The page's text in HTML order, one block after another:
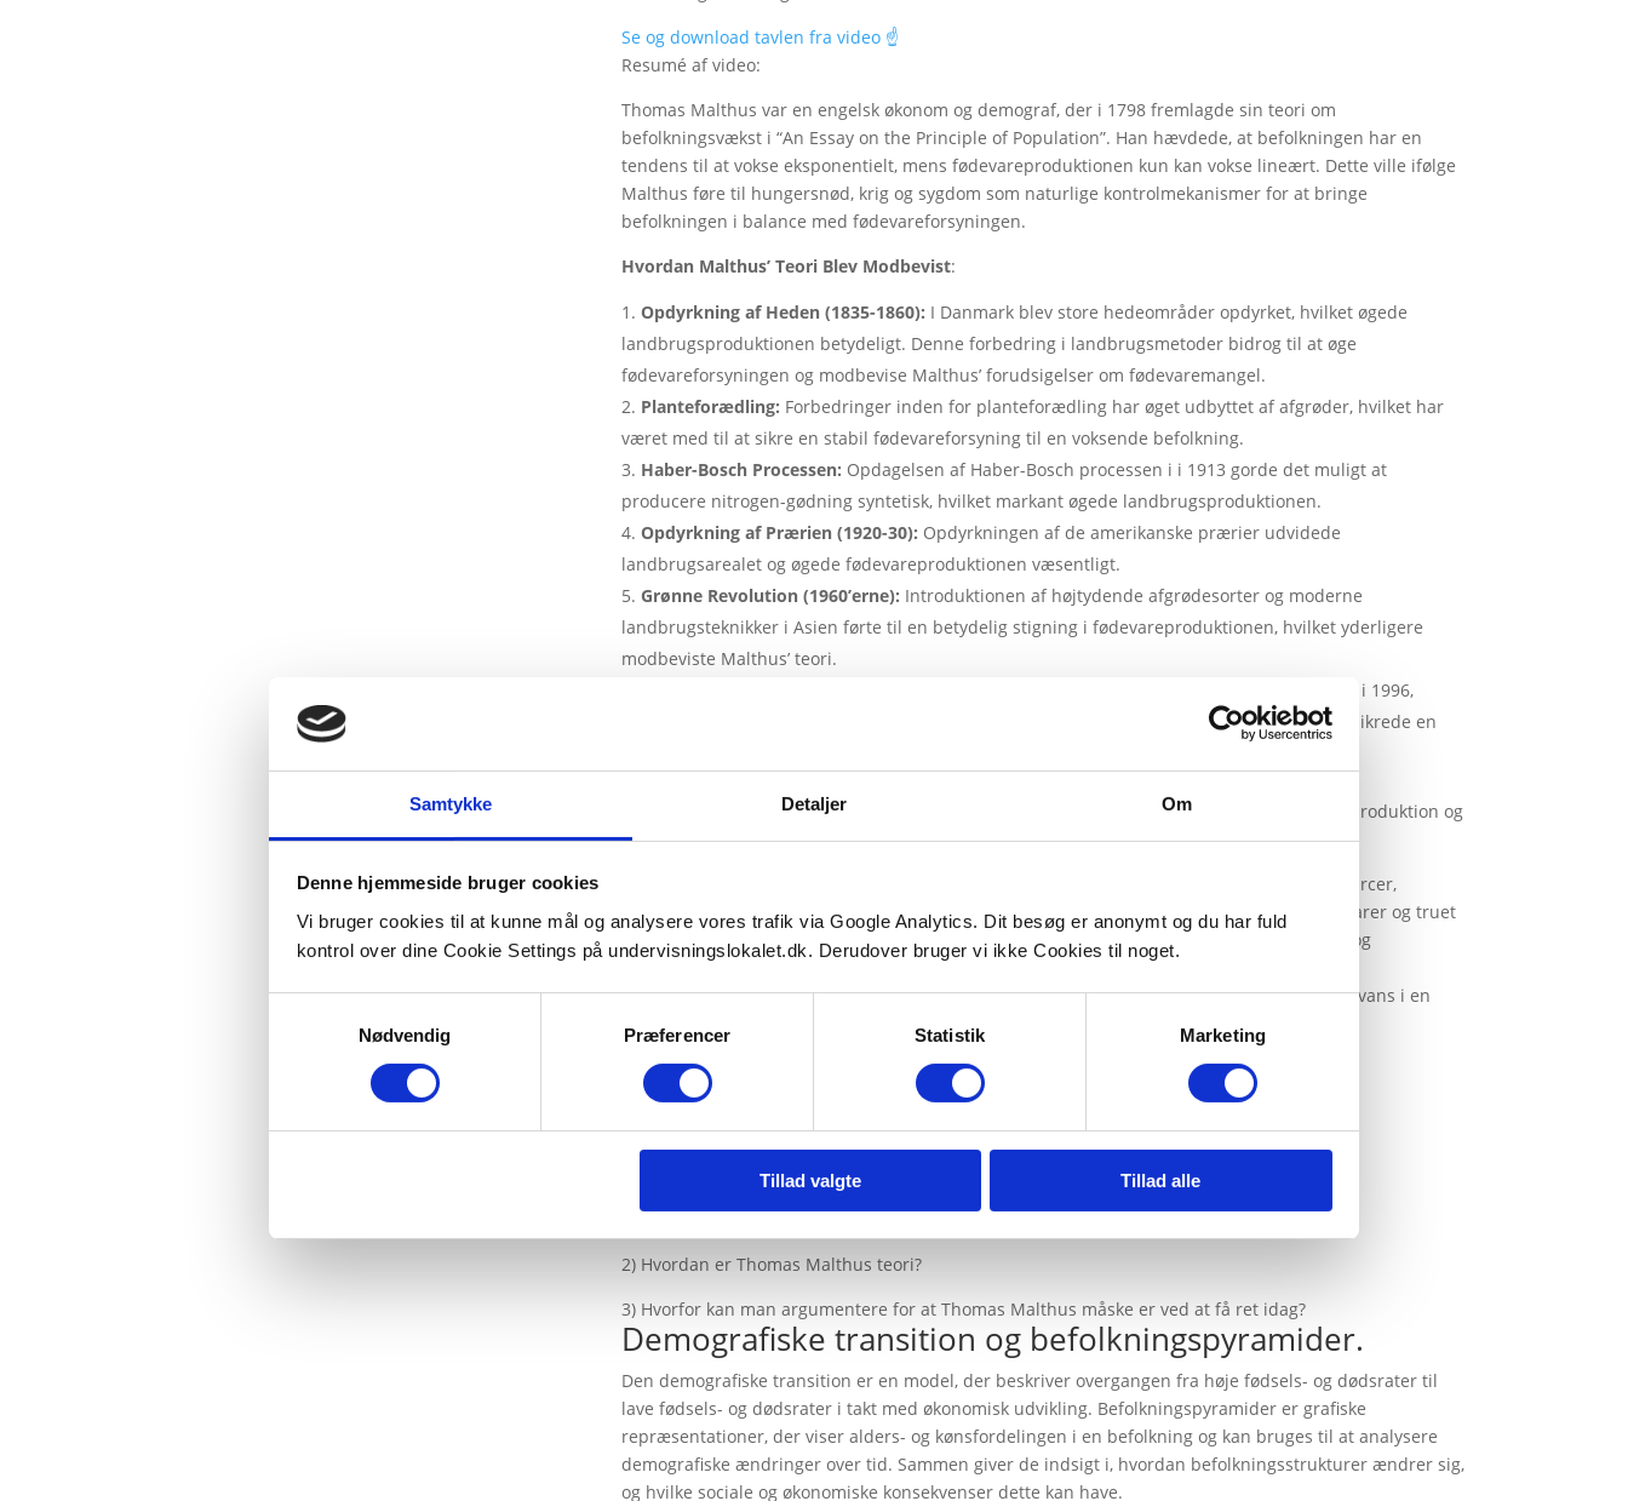
Samtykke Detaljer Om
Denne hjemmeside bruger cookies
Vi bruger cookies til at kunne mål og analysere vores trafik via Google Analytics. Dit besøg er anonymt og du har fuld
kontrol over dine Cookie Settings på undervisningslokalet.dk. Derudover bruger vi ikke Cookies til noget.
Nødvendig
Præferencer Statistik Marketing
Tillad valgte Tillad alle
Se og download tavlen fra video ☝️
Resumé af video:
Thomas Malthus var en engelsk økonom og demograf, der i 1798 fremlagde sin teori om
befolkningsvækst i “An Essay on the Principle of Population”. Han hævdede, at befolkningen har en
tendens til at vokse eksponentielt, mens fødevareproduktionen kun kan vokse lineært. Dette ville ifølge
Malthus føre til hungersnød, krig og sygdom som naturlige kontrolmekanismer for at bringe
befolkningen i balance med fødevareforsyningen.
Hvordan Malthus’ Teori Blev Modbevist:
Opdyrkning af Heden (1835-1860): I Danmark blev store hedeområder opdyrket, hvilket øgede
landbrugsproduktionen betydeligt. Denne forbedring i landbrugsmetoder bidrog til at øge
fødevareforsyningen og modbevise Malthus’ forudsigelser om fødevaremangel.
Planteforædling: Forbedringer inden for planteforædling har øget udbyttet af afgrøder, hvilket har
været med til at sikre en stabil fødevareforsyning til en voksende befolkning.
Haber-Bosch Processen: Opdagelsen af Haber-Bosch processen i i 1913 gorde det muligt at
producere nitrogen-gødning syntetisk, hvilket markant øgede landbrugsproduktionen.
Opdyrkning af Prærien (1920-30): Opdyrkningen af de amerikanske prærier udvidede
landbrugsarealet og øgede fødevareproduktionen væsentligt.
Grønne Revolution (1960’erne): Introduktionen af højtydende afgrødesorter og moderne
landbrugsteknikker i Asien førte til en betydelig stigning i fødevareproduktionen, hvilket yderligere
modbeviste Malthus’ teori.
Genetisk modificerede organismer (GMO) blev introduceret i 1996,
hvilket yderligere forbedrede udbyttet og modstandsdygtigheden af afgrøder, og dermed sikrede en
Disse teknologiske og landbrugsmæssige fremskridt har betydeligt øget verdens fødevareproduktion og
har vist, at menneskeheden kan overvinde de begrænsninger, som Malthus forudså.
ser vi tegn på, at Malthus’ bekymringer kan være relevante igen. Knappe naturressourcer,
kombineret med en stigende verdensbefolkning, har ført til prisstigninger på essentielle varer og truet
med at bremse levestandardsforbedringer
. Samtidig er der øget fokus på bæredygtighed og
begrænsningerne i jordens ressourcer, især i lyset af klimaforandringer og miljømæssige
udfordringer. Disse faktorer har genoplivet diskussionen om Malthus’ teorier og deres relevans i en
moderne kontekst, hvor vi muligvis står overfor nye former for ressourcemangel.
Boost din viden om befolkningsudvikling og Thomas Malthus
Tegn figuren fra videoen.
1) Hvad skete der i den “Grønne revolution” og hvem gavnede den?
2) Hvordan er Thomas Malthus teori?
3) Hvorfor kan man argumentere for at Thomas Malthus måske er ved at få ret idag?
Demografiske transition og befolkningspyramider.
Den demografiske transition er en model, der beskriver overgangen fra høje fødsels- og dødsrater til
lave fødsels- og dødsrater i takt med økonomisk udvikling. Befolkningspyramider er grafiske
repræsentationer, der viser alders- og kønsfordelingen i en befolkning og kan bruges til at analysere
demografiske ændringer over tid. Sammen giver de indsigt i, hvordan befolkningsstrukturer ændrer sig,
og hvilke sociale og økonomiske konsekvenser dette kan have.